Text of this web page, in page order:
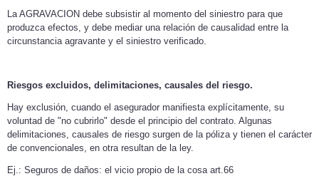
La AGRAVACION debe subsistir al momento del siniestro para que
produzca efectos, y debe mediar una relación de causalidad entre la
circunstancia agravante y el siniestro verificado.
Riesgos excluidos, delimitaciones, causales del riesgo.
Hay exclusión, cuando el asegurador manifiesta explícitamente, su
voluntad de "no cubrirlo" desde el principio del contrato. Algunas
delimitaciones, causales de riesgo surgen de la póliza y tienen el carácter
de convencionales, en otra resultan de la ley.
Ej.: Seguros de daños: el vicio propio de la cosa art.66